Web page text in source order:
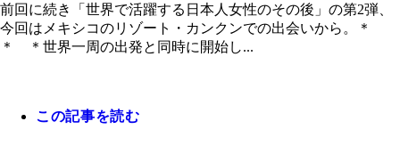
サーフボードアート（インスタグラムより）
「第46回現代童画展」で新人賞を受賞した茂手木
ん（インスタグラムより）
大好きなメキシコのオトミ族の模様を描いた椅子
何着あっても足りない仕事着。理想のものは自分
前回に続き「世界で活躍する日本人女性のその後」の第2弾、
今回はメキシコのリゾート・カンクンでの出会いから。＊
＊ ＊世界一周の出発と同時に開始し...
この記事を読む